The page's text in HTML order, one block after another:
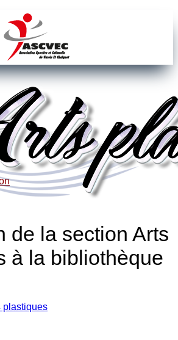
de la section Arts
à la bibliothèque
plastiques